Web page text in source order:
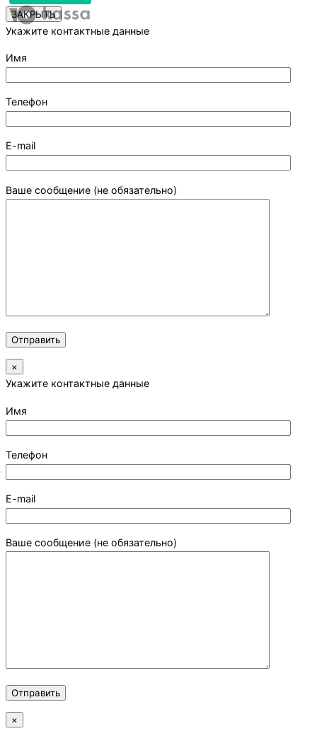
ЗАКРЫТЬ
Укажите контактные данные
Имя
Телефон
E-mail
Ваше сообщение (не обязательно)
×
Укажите контактные данные
Имя
Телефон
E-mail
Ваше сообщение (не обязательно)
×